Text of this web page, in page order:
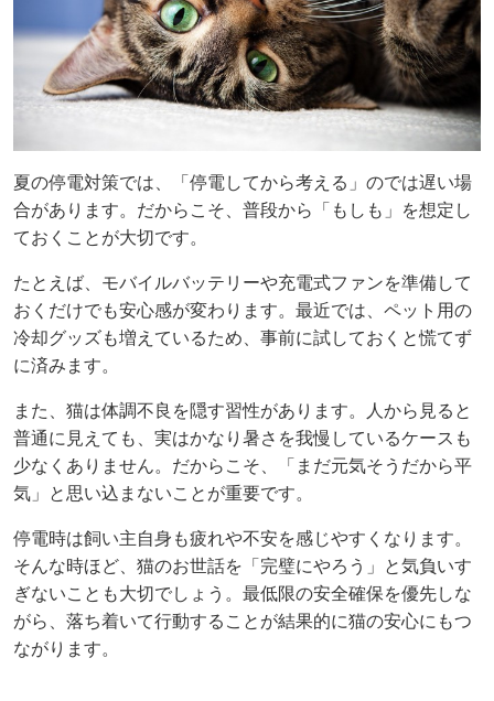
夏の停電対策では、「停電してから考える」のでは遅い場
合があります。だからこそ、普段から「もしも」を想定し
ておくことが大切です。
たとえば、モバイルバッテリーや充電式ファンを準備して
おくだけでも安心感が変わります。最近では、ペット用の
冷却グッズも増えているため、事前に試しておくと慌てず
に済みます。
また、猫は体調不良を隠す習性があります。人から見ると
普通に見えても、実はかなり暑さを我慢しているケースも
少なくありません。だからこそ、「まだ元気そうだから平
気」と思い込まないことが重要です。
停電時は飼い主自身も疲れや不安を感じやすくなります。
そんな時ほど、猫のお世話を「完璧にやろう」と気負いす
ぎないことも大切でしょう。最低限の安全確保を優先しな
がら、落ち着いて行動することが結果的に猫の安心にもつ
ながります。